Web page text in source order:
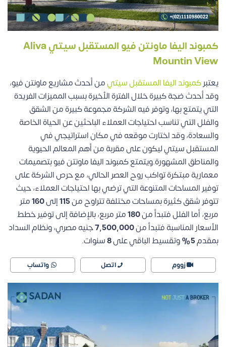
كمبوند اليفا ماونتن فيو المستقبل سيتي Aliva
Mountin View
يعتبركمبوند اليفا المستقبل سيتيمن أحدث مشاريع ماونتن فيو،
وقد أحدث ضجة كبيرة خلال الفترة الأخيرة بسبب المميزات الفريدة
التي يتمتع بها، وتوفر فيه الشركة مجموعة كبيرة من الشقق
والفلل التي تناسب احتياجات العملاء الباحثين عن الحياة الخاصة
والسعادة، وقد اختارت موقعه في مكان استراتيجي في
المستقبل سيتي ليكون على مقربة من أهم المعالم الحيوية
والمناطق المشهورة.ويتمتع كمبوند اليفا ماونتن فيو بتصميمات
معمارية مبتكرة تواكب روح العصر الحالي، مع حرص الشركة على
توفير المساحات المتنوعة التي ترضي بها احتياجات العملاء، حيث
تتوفر شقق كثيرة بمساحات مختلفة تتراوح من115إلى160متر
مربع، أما الفلل فتبدأ من180متر مربع، بالإضافة إلى توفير خطط
الأسعار المناسبة فتبدأ من7,500,000جنيه مصري، ونظام السداد
بمقدم5% وتقسيط الباقي على8سنوات.
زووم اتصل واتساب